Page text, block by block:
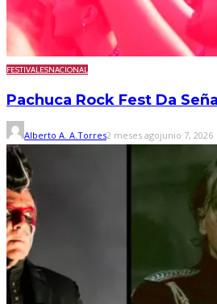
FESTIVALESNACIONAL
Pachuca Rock Fest Da
Alberto A. A.Torres2 meses agojunio 7, 2026